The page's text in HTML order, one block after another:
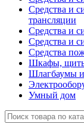
Средства и
трансляции
Средства и
Средства и
Средства
Шкафы,
Шлагбаумы и
Умный дом